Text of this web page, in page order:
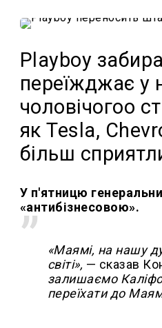
Playboy
переїжджає у
чоловічогоо
як Tesla,
більш
У п'ятницю
«антибізнесовою».
«Маямі, на нашу
світі», — сказав
залишаємо
переїхати до